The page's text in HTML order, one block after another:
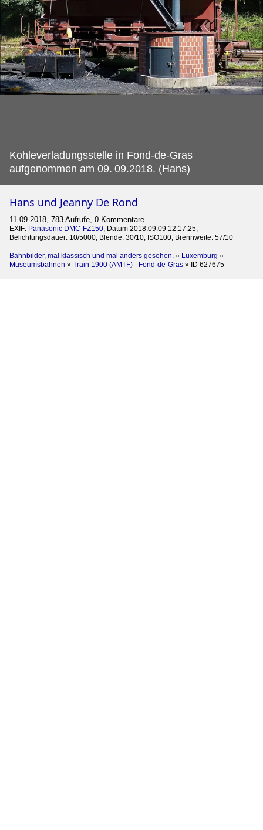
Kohleverladungsstelle in Fond-de-Gras
aufgenommen am 09. 09.2018. (Hans)
Hans und Jeanny De Rond
11.09.2018, 783 Aufrufe, 0 Kommentare
EXIF: Panasonic DMC-FZ150, Datum 2018:09:09 12:17:25,
Belichtungsdauer: 10/5000, Blende: 30/10, ISO100, Brennweite: 57/10
Bahnbilder, mal klassisch und mal anders gesehen. » Luxemburg »
Museumsbahnen » Train 1900 (AMTF) - Fond-de-Gras » ID 627675